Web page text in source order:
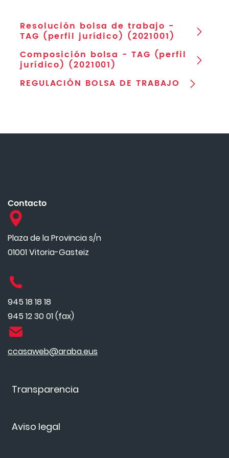
Resolución bolsa de trabajo -
TAG (perfil jurídico) (2021001)
Composición bolsa - TAG (perfil
jurídico) (2021001)
REGULACIÓN BOLSA DE TRABAJO
Transparencia
Aviso legal
Contacto
Plaza de la Provincia s/n
01001 Vitoria-Gasteiz
945 18 18 18
945 12 30 01 (fax)
ccasaweb@araba.eus